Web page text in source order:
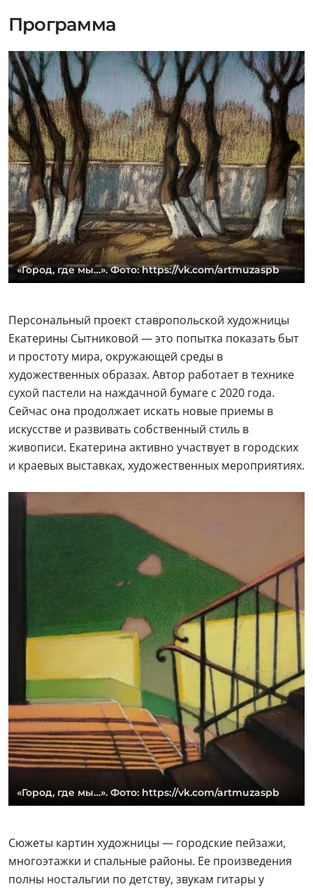
Программа
«Город, где мы…». Фото: https://vk.com/artmuzaspb
Персональный проект ставропольской художницы
Екатерины Сытниковой — это попытка показать быт
и простоту мира, окружающей среды в
художественных образах. Автор работает в технике
сухой пастели на наждачной бумаге с 2020 года.
Сейчас она продолжает искать новые приемы в
искусстве и развивать собственный стиль в
живописи. Екатерина активно участвует в городских
и краевых выставках, художественных мероприятиях.
«Город, где мы…». Фото: https://vk.com/artmuzaspb
Сюжеты картин художницы — городские пейзажи,
многоэтажки и спальные районы. Ее произведения
полны ностальгии по детству, звукам гитары у